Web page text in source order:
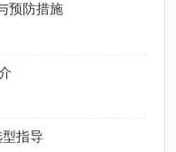
预防措施
指导